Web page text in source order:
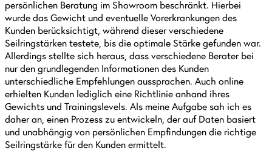
persönlichen Beratung im Showroom beschränkt. Hierbei
wurde das Gewicht und eventuelle Vorerkrankungen des
Kunden berücksichtigt, während dieser verschiedene
Seilringstärken testete, bis die optimale Stärke gefunden war.
Allerdings stellte sich heraus, dass verschiedene Berater bei
nur den grundlegenden Informationen des Kunden
unterschiedliche Empfehlungen aussprachen. Auch online
erhielten Kunden lediglich eine Richtlinie anhand ihres
Gewichts und Trainingslevels. Als meine Aufgabe sah ich es
daher an, einen Prozess zu entwickeln, der auf Daten basiert
und unabhängig von persönlichen Empfindungen die richtige
Seilringstärke für den Kunden ermittelt.